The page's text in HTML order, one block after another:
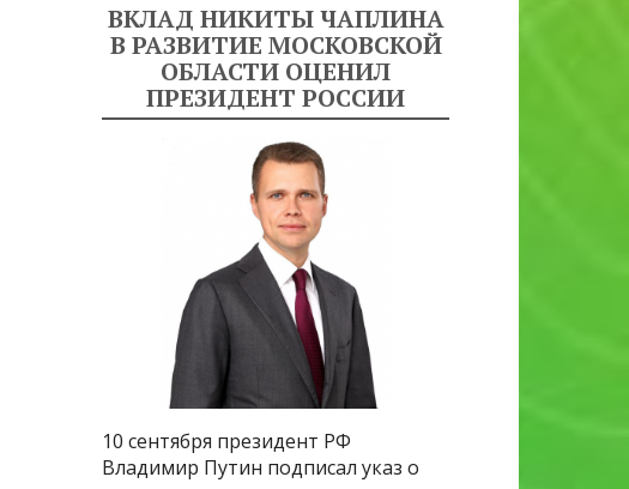
ВКЛАД НИКИТЫ ЧАПЛИНА
В РАЗВИТИЕ МОСКОВСКОЙ
ОБЛАСТИ ОЦЕНИЛ
ПРЕЗИДЕНТ РОССИИ
10 сентября президент РФ
Владимир Путин подписал указ о